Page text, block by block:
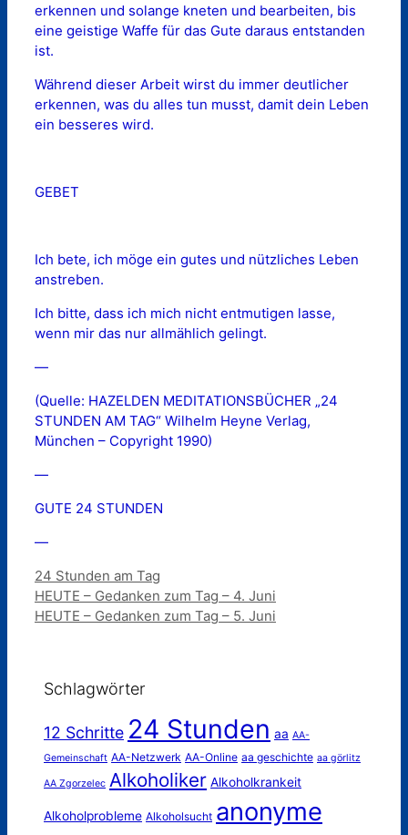
erkennen und solange kneten und bearbeiten, bis
eine geistige Waffe für das Gute daraus entstanden
ist.
Während dieser Arbeit wirst du immer deutlicher
erkennen, was du alles tun musst, damit dein Leben
ein besseres wird.
GEBET
Ich bete, ich möge ein gutes und nützliches Leben
anstreben.
Ich bitte, dass ich mich nicht entmutigen lasse,
wenn mir das nur allmählich gelingt.
—
(Quelle: HAZELDEN MEDITATIONSBÜCHER „24
STUNDEN AM TAG“ Wilhelm Heyne Verlag,
München – Copyright 1990)
—
GUTE 24 STUNDEN
—
Kategorien
24 Stunden am Tag
HEUTE – Gedanken zum Tag – 4. Juni
HEUTE – Gedanken zum Tag – 5. Juni
Schlagwörter
12 Schritte 24 Stunden aa AA-
Gemeinschaft AA-Netzwerk AA-Online aa geschichte aa görlitz
AA Zgorzelec Alkoholiker Alkoholkrankeit
Alkoholprobleme Alkoholsucht anonyme